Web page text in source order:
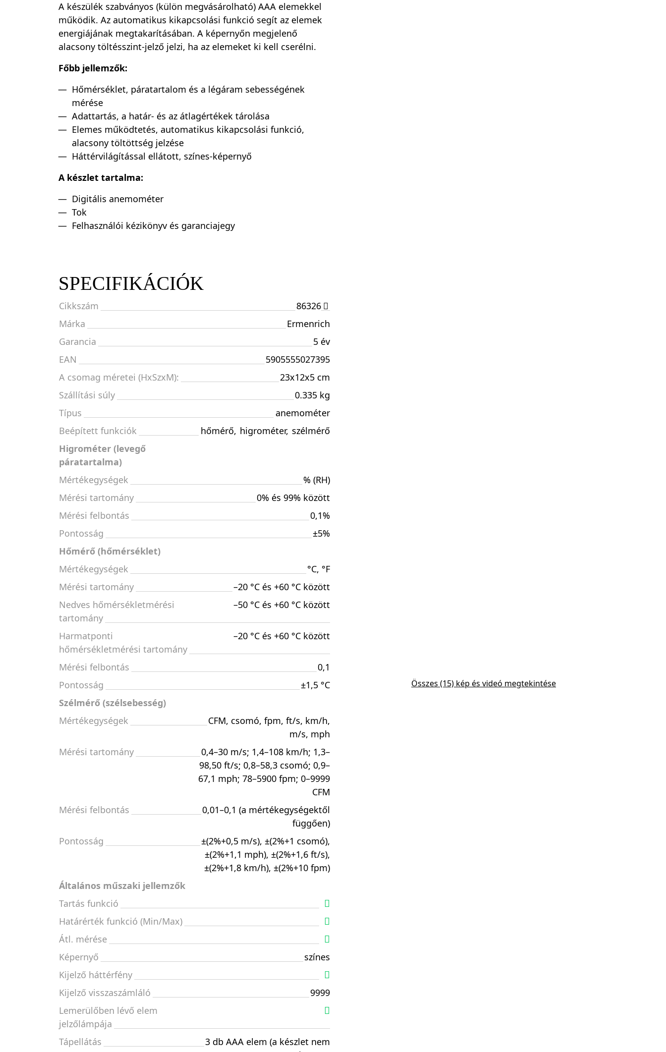
Összes (15) kép és videó megtekintése
A készülék szabványos (külön megvásárolható) AAA elemekkel
működik. Az automatikus kikapcsolási funkció segít az elemek
energiájának megtakarításában. A képernyőn megjelenő
alacsony töltésszint-jelző jelzi, ha az elemeket ki kell cserélni.
Főbb jellemzők:
Hőmérséklet, páratartalom és a légáram sebességének
mérése
Adattartás, a határ- és az átlagértékek tárolása
Elemes működtetés, automatikus kikapcsolási funkció,
alacsony töltöttség jelzése
Háttérvilágítással ellátott, színes-képernyő
A készlet tartalma:
Digitális anemométer
Tok
Felhasználói kézikönyv és garanciajegy
SPECIFIKÁCIÓK
Cikkszám
86326
Márka
Ermenrich
Garancia
5 év
EAN
5905555027395
A csomag méretei (HxSzxM):
23x12x5 cm
Szállítási súly
0.335 kg
Típus
anemométer
Beépített funkciók
hőmérő, higrométer, szélmérő
Higrométer (levegő
páratartalma)
Mértékegységek
% (RH)
Mérési tartomány
0% és 99% között
Mérési felbontás
0,1%
Pontosság
±5%
Hőmérő (hőmérséklet)
Mértékegységek
°C, °F
Mérési tartomány
–20 °C és +60 °C között
Nedves hőmérsékletmérési
tartomány
–50 °C és +60 °C között
Harmatponti
hőmérsékletmérési tartomány
–20 °C és +60 °C között
Mérési felbontás
0,1
Pontosság
±1,5 °C
Szélmérő (szélsebesség)
Mértékegységek
CFM, csomó, fpm, ft/s, km/h,
m/s, mph
Mérési tartomány
0,4–30 m/s; 1,4–108 km/h; 1,3–
98,50 ft/s; 0,8–58,3 csomó; 0,9–
67,1 mph; 78–5900 fpm; 0–9999
CFM
Mérési felbontás
0,01–0,1 (a mértékegységektől
függően)
Pontosság
±(2%+0,5 m/s), ±(2%+1 csomó),
±(2%+1,1 mph), ±(2%+1,6 ft/s),
±(2%+1,8 km/h), ±(2%+10 fpm)
Általános műszaki jellemzők
Tartás funkció
Határérték funkció (Min/Max)
Átl. mérése
Képernyő
színes
Kijelző háttérfény
Kijelző visszaszámláló
9999
Lemerülőben lévő elem
jelzőlámpája
Tápellátás
3 db AAA elem (a készlet nem